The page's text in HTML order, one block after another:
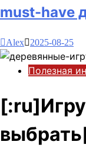
must-have
Alex 2025-08-25
Полезная